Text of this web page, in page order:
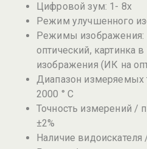
Цифровой зум: 1- 8х
Режим улучшенного
Режимы изображения:
оптический, картинка
изображения (ИК на
Диапазон измеряемых
2000 ° C
Точность измерений /
±2%
Наличие